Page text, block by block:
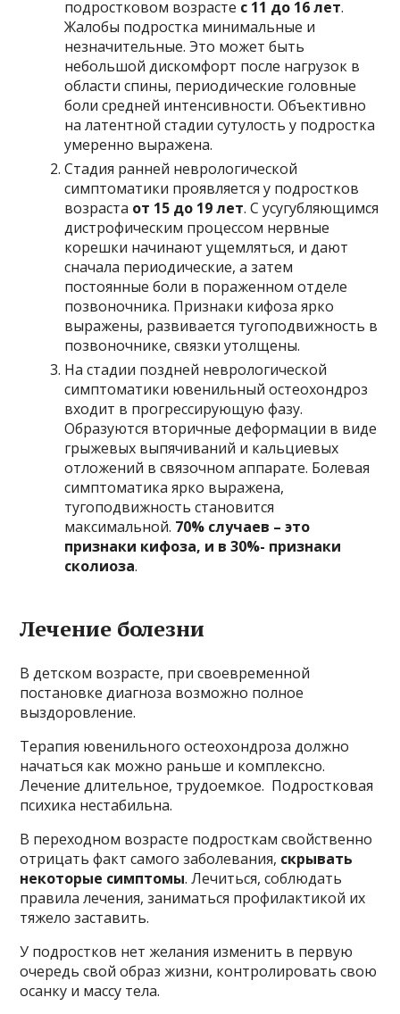
подростковом возрасте с 11 до 16 лет.
Жалобы подростка минимальные и
незначительные. Это может быть
небольшой дискомфорт после нагрузок в
области спины, периодические головные
боли средней интенсивности. Объективно
на латентной стадии сутулость у подростка
умеренно выражена.
Стадия ранней неврологической
симптоматики проявляется у подростков
возраста от 15 до 19 лет. С усугубляющимся
дистрофическим процессом нервные
корешки начинают ущемляться, и дают
сначала периодические, а затем
постоянные боли в пораженном отделе
позвоночника. Признаки кифоза ярко
выражены, развивается тугоподвижность в
позвоночнике, связки утолщены.
На стадии поздней неврологической
симптоматики ювенильный остеохондроз
входит в прогрессирующую фазу.
Образуются вторичные деформации в виде
грыжевых выпячиваний и кальциевых
отложений в связочном аппарате. Болевая
симптоматика ярко выражена,
тугоподвижность становится
максимальной. 70% случаев – это
признаки кифоза, и в 30%- признаки
сколиоза.
Лечение болезни
В детском возрасте, при своевременной
постановке диагноза возможно полное
выздоровление.
Терапия ювенильного остеохондроза должно
начаться как можно раньше и комплексно.
Лечение длительное, трудоемкое. Подростковая
психика нестабильна.
В переходном возрасте подросткам свойственно
отрицать факт самого заболевания, скрывать
некоторые симптомы. Лечиться, соблюдать
правила лечения, заниматься профилактикой их
тяжело заставить.
У подростков нет желания изменить в первую
очередь свой образ жизни, контролировать свою
осанку и массу тела.